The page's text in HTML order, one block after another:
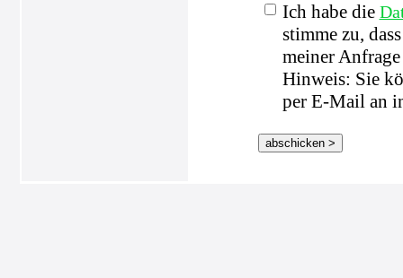
Ich habe die
stimme zu,
meiner
Hinweis: Sie
per E-Mail an